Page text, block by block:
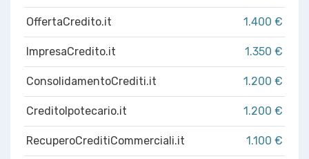
OffertaCredito.it 1.400 €
ImpresaCredito.it 1.350 €
ConsolidamentoCrediti.it 1.200 €
CreditoIpotecario.it 1.200 €
RecuperoCreditiCommerciali.it 1.100 €